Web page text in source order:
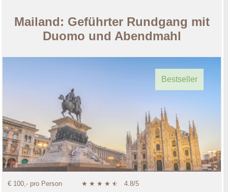
Mailand: Geführter Rundgang mit
Duomo und Abendmahl
Bestseller
€ 100,- pro Person ★ ★ ★ ★ ★
☆ 4.8/5